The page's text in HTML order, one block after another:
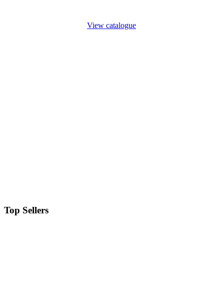
View catalogue
Top Sellers